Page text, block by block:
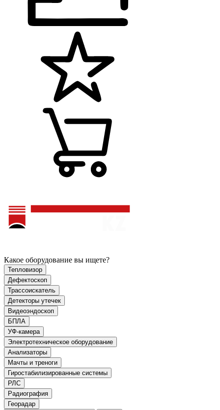
Какое оборудование вы ищете?
Тепловизор
Дефектоскоп
Трассоискатель
Детекторы утечек
Видеоэндоскоп
БПЛА
УФ-камера
Электротехническое оборудование
Анализаторы
Мачты и треноги
Гиростабилизированные системы
РЛС
Радиография
Георадар